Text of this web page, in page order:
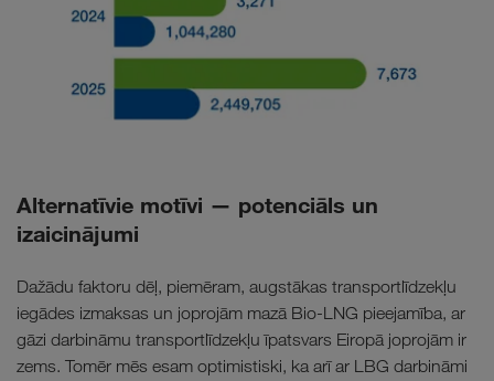
Alternatīvie motīvi — potenciāls un
izaicinājumi
Dažādu faktoru dēļ, piemēram, augstākas transportlīdzekļu
iegādes izmaksas un joprojām mazā Bio-LNG pieejamība, ar
gāzi darbināmu transportlīdzekļu īpatsvars Eiropā joprojām ir
zems. Tomēr mēs esam optimistiski, ka arī ar LBG darbināmi